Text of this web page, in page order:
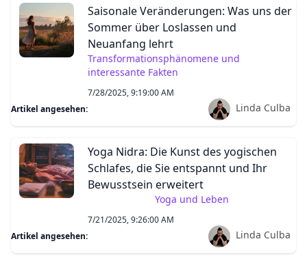
Saisonale Veränderungen: Was uns der
Sommer über Loslassen und
Neuanfang lehrt
Transformationsphänomene und
interessante Fakten
7/28/2025, 9:19:00 AM
Artikel angesehen:
Linda Culba
Yoga Nidra: Die Kunst des yogischen
Schlafes, die Sie entspannt und Ihr
Bewusstsein erweitert
Yoga und Leben
7/21/2025, 9:26:00 AM
Artikel angesehen:
Linda Culba